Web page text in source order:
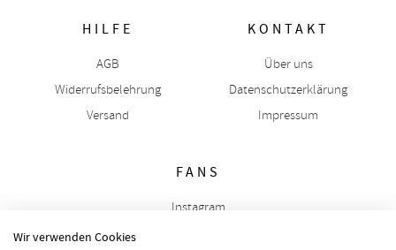
HILFE KONTAKT
Wir verwenden Cookies